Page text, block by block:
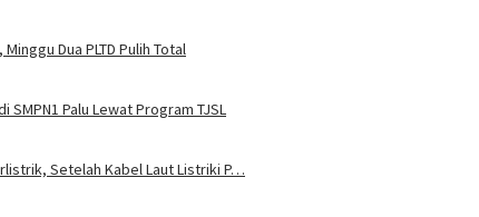
Dua PLTD Pulih Total
SMPN1 Palu Lewat Program TJSL
Setelah Kabel Laut Listriki P…